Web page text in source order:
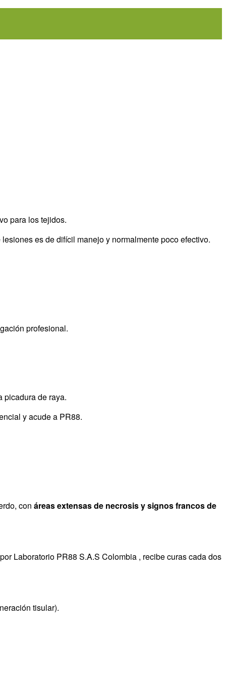
para los tejidos.
es de difícil manejo y normalmente poco efectivo.
profesional.
picadura de raya.
y acude a PR88.
con áreas extensas de necrosis y signos francos de
Laboratorio PR88 S.A.S Colombia , recibe curas cada dos
tisular).